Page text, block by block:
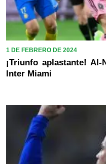
1 DE FEBRERO DE 2024
¡Triunfo aplastante!
Inter Miami